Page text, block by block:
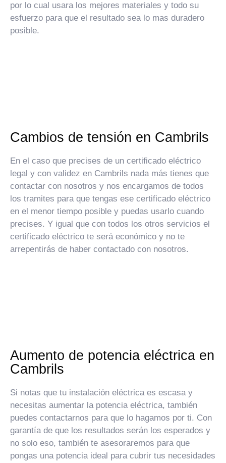
por lo cual usara los mejores materiales y todo su
esfuerzo para que el resultado sea lo mas duradero
posible.
Cambios de tensión en Cambrils
En el caso que precises de un certificado eléctrico
legal y con validez en Cambrils nada más tienes que
contactar con nosotros y nos encargamos de todos
los tramites para que tengas ese certificado eléctrico
en el menor tiempo posible y puedas usarlo cuando
precises. Y igual que con todos los otros servicios el
certificado eléctrico te será económico y no te
arrepentirás de haber contactado con nosotros.
Aumento de potencia eléctrica en
Cambrils
Si notas que tu instalación eléctrica es escasa y
necesitas aumentar la potencia eléctrica, también
puedes contactarnos para que lo hagamos por ti. Con
garantía de que los resultados serán los esperados y
no solo eso, también te asesoraremos para que
pongas una potencia ideal para cubrir tus necesidades